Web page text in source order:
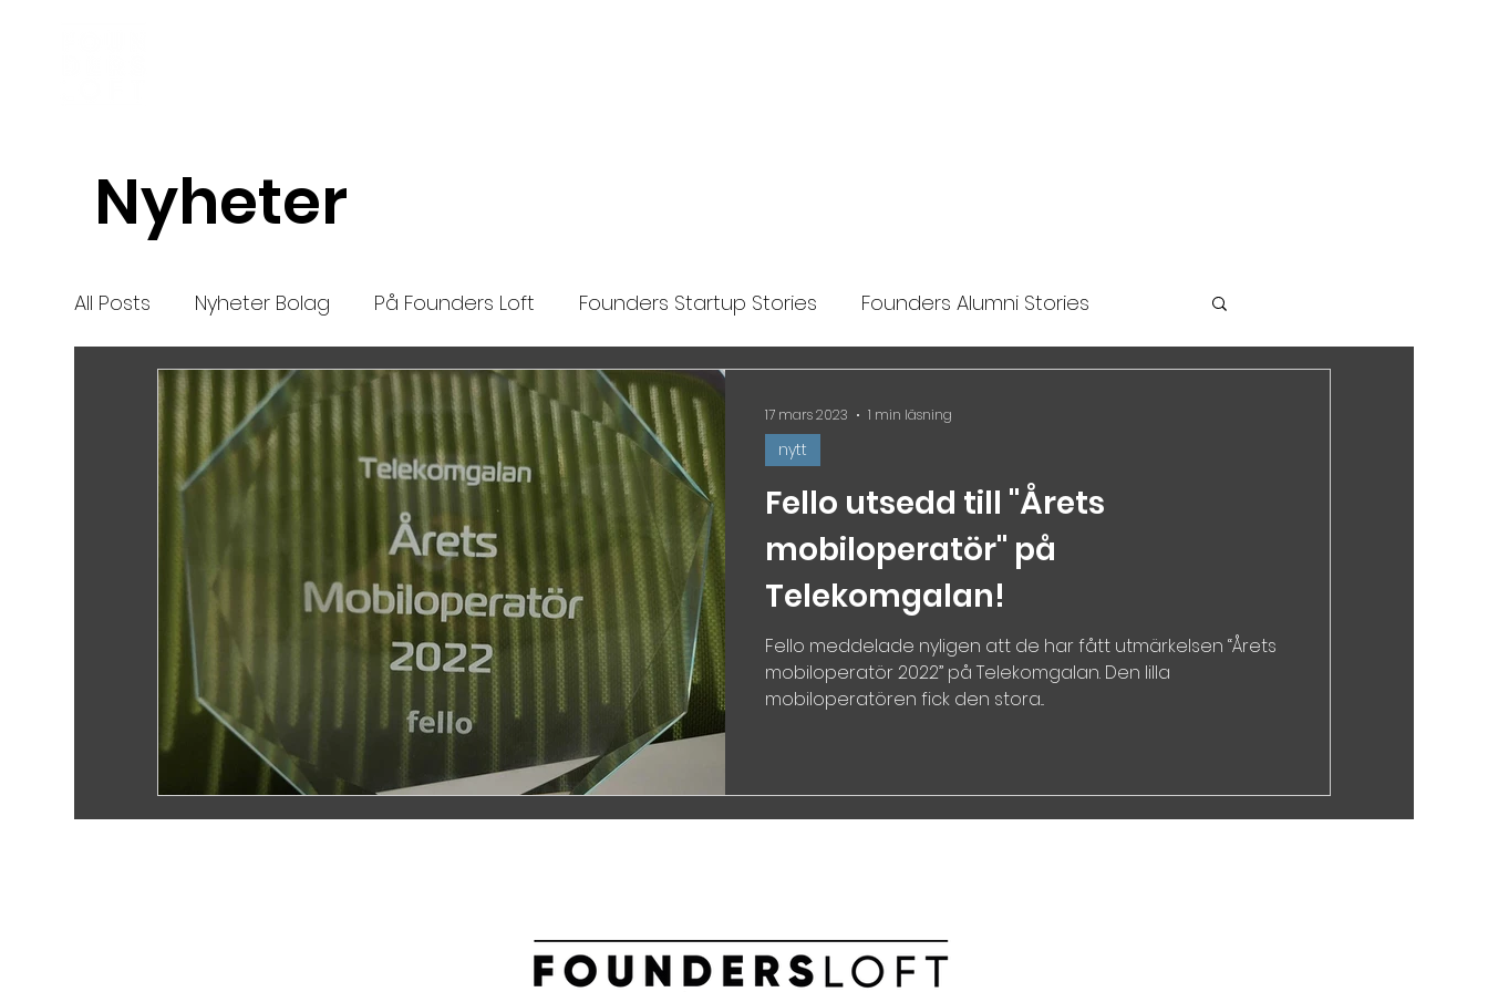
Nyheter
All Posts Nyheter Bolag På Founders Loft Founders Startup Stories Founders Alumni Stories
Nya bolag Mentor nytt Highlights
Fello utsedd till "Årets
mobiloperatör" på
Telekomgalan!
Fello meddelade nyligen att de har fått utmärkelsen “Årets
mobiloperatör 2022” på Telekomgalan. Den lilla
mobiloperatören fick den stora...
nytt
17 mars 2023 1 min läsning